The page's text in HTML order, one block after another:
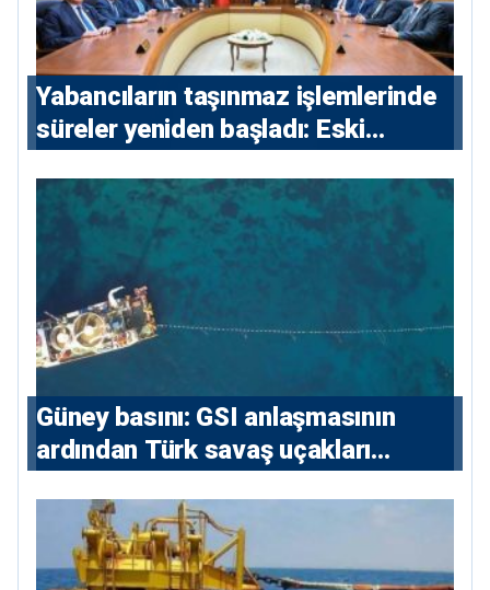
Yabancıların taşınmaz işlemlerinde
süreler yeniden başladı: Eski
konutlara 36 ay
Güney basını: ⁠GSI anlaşmasının
ardından Türk savaş uçakları